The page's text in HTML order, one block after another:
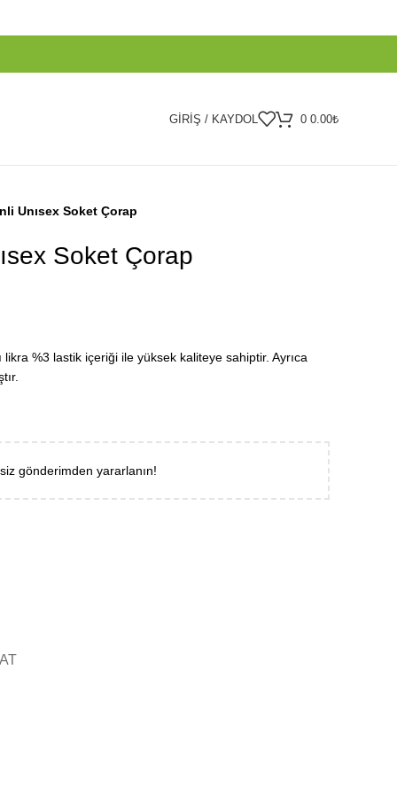
GIRIŞ / KAYDOL 0 0.00₺
Unısex Soket Çorap
Soket Çorap
%3 lastik içeriği ile yüksek kaliteye sahiptir. Ayrıca
gönderimden yararlanın!